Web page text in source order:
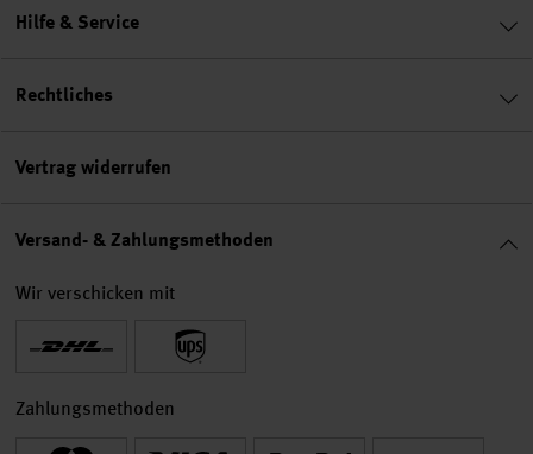
Hilfe & Service
Rechtliches
Vertrag widerrufen
Versand- & Zahlungsmethoden
Wir verschicken mit
Zahlungsmethoden